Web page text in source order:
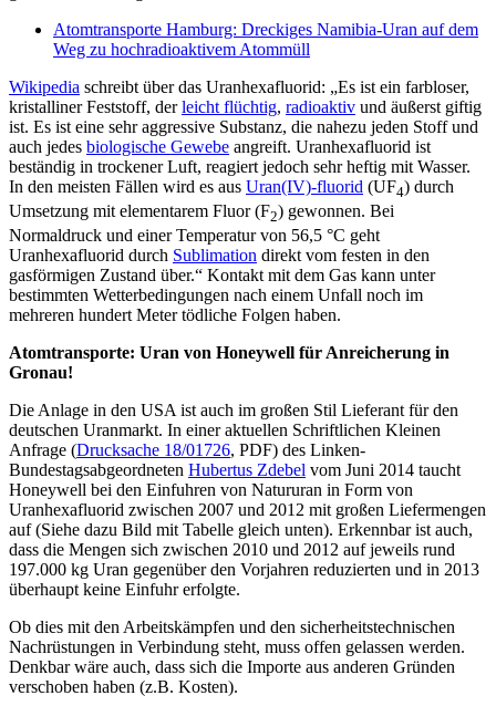
Atomtransporte Hamburg: Dreckiges Namibia-Uran auf dem
Weg zu hochradioaktivem Atommüll
Wikipedia schreibt über das Uranhexafluorid: „Es ist ein farbloser,
kristalliner Feststoff, derleicht flüchtig, radioaktiv und äußerst giftig
ist. Es ist eine sehr aggressive Substanz, die nahezu jeden Stoff und
auch jedes biologische Gewebe angreift. Uranhexafluorid ist
beständig in trockener Luft, reagiert jedoch sehr heftig mit Wasser.
In den meisten Fällen wird es aus Uran(IV)-fluorid (UF4) durch
Umsetzung mit elementarem Fluor (F2) gewonnen. Bei
Normaldruck und einer Temperatur von 56,5 °C geht
Uranhexafluorid durch Sublimation direkt vom festen in den
gasförmigen Zustand über.“ Kontakt mit dem Gas kann unter
bestimmten Wetterbedingungen nach einem Unfall noch im
mehreren hundert Meter tödliche Folgen haben.
Atomtransporte: Uran von Honeywell für Anreicherung in
Gronau!
Die Anlage in den USA ist auch im großen Stil Lieferant für den
deutschen Uranmarkt. In einer aktuellen Schriftlichen Kleinen
Anfrage (Drucksache 18/01726, PDF) des Linken-
Bundestagsabgeordneten Hubertus Zdebel vom Juni 2014 taucht
Honeywell bei den Einfuhren von Natururan in Form von
Uranhexafluorid zwischen 2007 und 2012 mit großen Liefermengen
auf (Siehe dazu Bild mit Tabelle gleich unten). Erkennbar ist auch,
dass die Mengen sich zwischen 2010 und 2012 auf jeweils rund
197.000 kg Uran gegenüber den Vorjahren reduzierten und in 2013
überhaupt keine Einfuhr erfolgte.
Ob dies mit den Arbeitskämpfen und den sicherheitstechnischen
Nachrüstungen in Verbindung steht, muss offen gelassen werden.
Denkbar wäre auch, dass sich die Importe aus anderen Gründen
verschoben haben (z.B. Kosten).